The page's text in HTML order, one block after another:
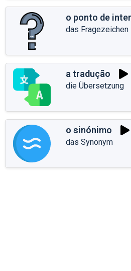
o ponto de
das Fragezeichen
a tradução
die Übersetzung
o sinónimo
das Synonym